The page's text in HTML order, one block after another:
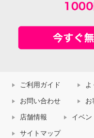
ご利用ガイド よ
お問い合わせ お
店舗情報 イベン
サイトマップ